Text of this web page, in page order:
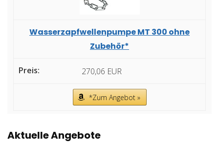
Wasserzapfwellenpumpe MT 300 ohne
Zubehör*
270,06 EUR
*Zum Angebot »
Aktuelle Angebote